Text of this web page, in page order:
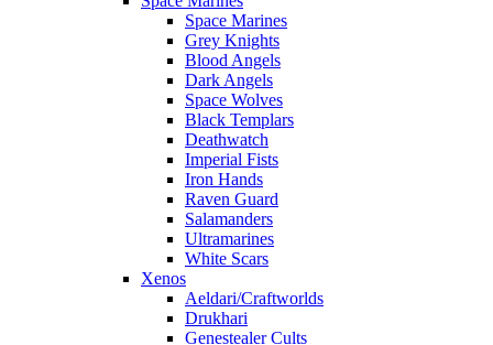
Space Marines
Grey Knights
Blood Angels
Dark Angels
Space Wolves
Black Templars
Deathwatch
Imperial Fists
Iron Hands
Raven Guard
Salamanders
Ultramarines
White Scars
Xenos
Aeldari/Craftworlds
Drukhari
Genestealer Cults